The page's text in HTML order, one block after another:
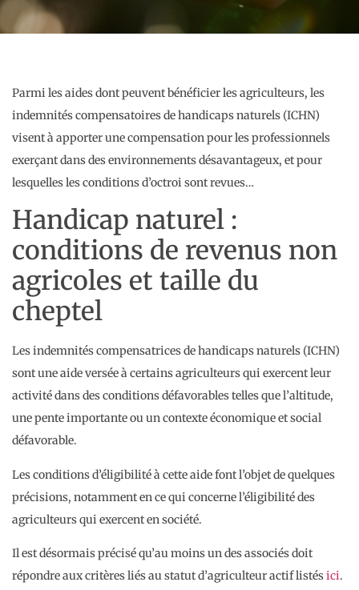
Parmi les aides dont peuvent bénéficier les agriculteurs, les
indemnités compensatoires de handicaps naturels (ICHN)
visent à apporter une compensation pour les professionnels
exerçant dans des environnements désavantageux, et pour
lesquelles les conditions d’octroi sont revues…
Handicap naturel :
conditions de revenus non
agricoles et taille du
cheptel
Les indemnités compensatrices de handicaps naturels (ICHN)
sont une aide versée à certains agriculteurs qui exercent leur
activité dans des conditions défavorables telles que l’altitude,
une pente importante ou un contexte économique et social
défavorable.
Les conditions d’éligibilité à cette aide font l’objet de quelques
précisions, notamment en ce qui concerne l’éligibilité des
agriculteurs qui exercent en société.
Il est désormais précisé qu’au moins un des associés doit
répondre aux critères liés au statut d’agriculteur actif listésici.